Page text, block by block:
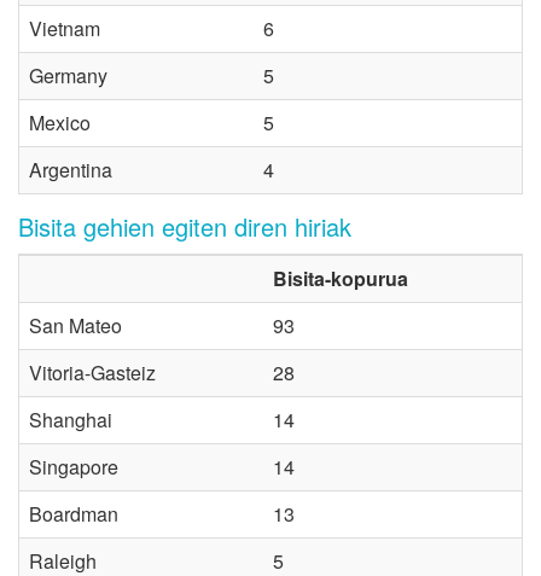
Vietnam
6
Germany
5
Mexico
5
Argentina
4
Bisita gehien egiten diren hiriak
Bisita-kopurua
San Mateo
93
Vitoria-Gasteiz
28
Shanghai
14
Singapore
14
Boardman
13
Raleigh
5